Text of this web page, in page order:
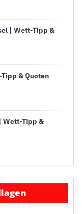
| Wett-Tipp &
& Quoten
Wett-Tipp &